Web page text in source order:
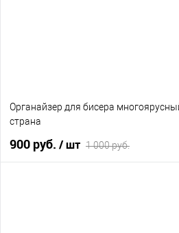
Органайзер для бисера
страна
900 руб. / шт 1 000 руб.